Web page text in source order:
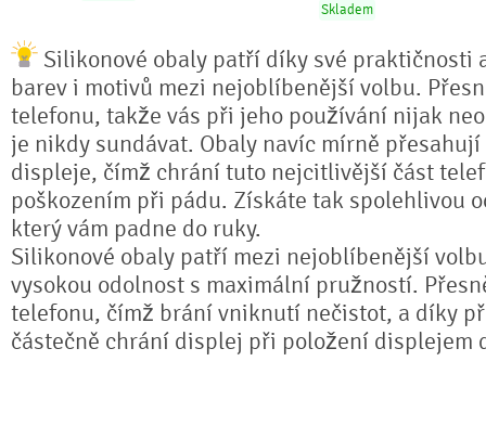
Skladem
Silikonové obaly patří díky své praktičnosti
barev i motivů mezi nejoblíbenější volbu.
telefonu, takže vás při jeho používání nijak
je nikdy sundávat. Obaly navíc mírně
displeje, čímž chrání tuto nejcitlivější část
poškozením při pádu. Získáte tak spolehlivou
který vám padne do ruky.
Silikonové obaly patří mezi nejoblíbenější
vysokou odolnost s maximální pružností.
telefonu, čímž brání vniknutí nečistot, a díky
částečně chrání displej při položení displejem